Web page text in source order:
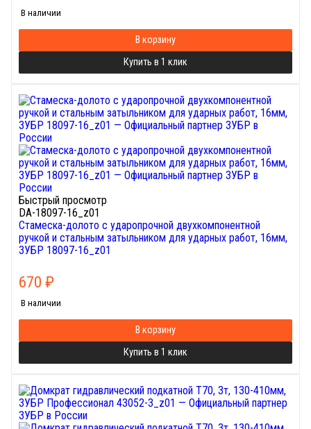
В наличии
В корзину
Купить в 1 клик
Быстрый просмотр
DA-18097-16_z01
Стамеска-долото с ударопрочной двухкомпонентной
ручкой и стальным затыльником для ударных работ, 16мм,
ЗУБР 18097-16_z01
670 ₽
В наличии
В корзину
Купить в 1 клик